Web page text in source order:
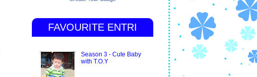
FAVOURITE ENTRI
Season 3 - Cute Baby
with T.O.Y